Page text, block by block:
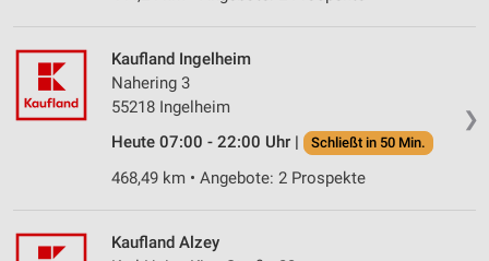
❯
Kaufland Ingelheim
Nahering 3
55218 Ingelheim
Heute 07:00 - 22:00 Uhr |
Schließt in 50 Min.
468,49 km • Angebote: 2 Prospekte
Kaufland Alzey